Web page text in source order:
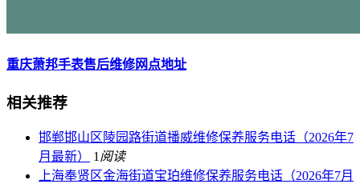
重庆萧邦手表售后维修网点地址
相关推荐
邯郸邯山区陵园路街道播威维修保养服务电话（2026年7
月最新）
1 阅读
上海奉贤区金海街道宝珀维修保养服务电话（2026年7月